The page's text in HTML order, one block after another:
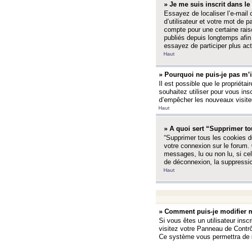
» Je me suis inscrit dans
Essayez de localiser l’e-
d’utilisateur et votre mot de
compte pour une certaine
publiés depuis longtemps
essayez de participer plus
Haut
» Pourquoi ne puis-je pas
Il est possible que le
souhaitez utiliser pour vous
d’empêcher les nouveaux
Haut
» A quoi sert “Supprimer
“Supprimer tous les cookies
votre connexion sur le forum.
messages, lu ou non lu, si
de déconnexion, la
Haut
» Comment puis-je modifier
Si vous êtes un utilisateur
visitez votre Panneau de
Ce système vous permettra